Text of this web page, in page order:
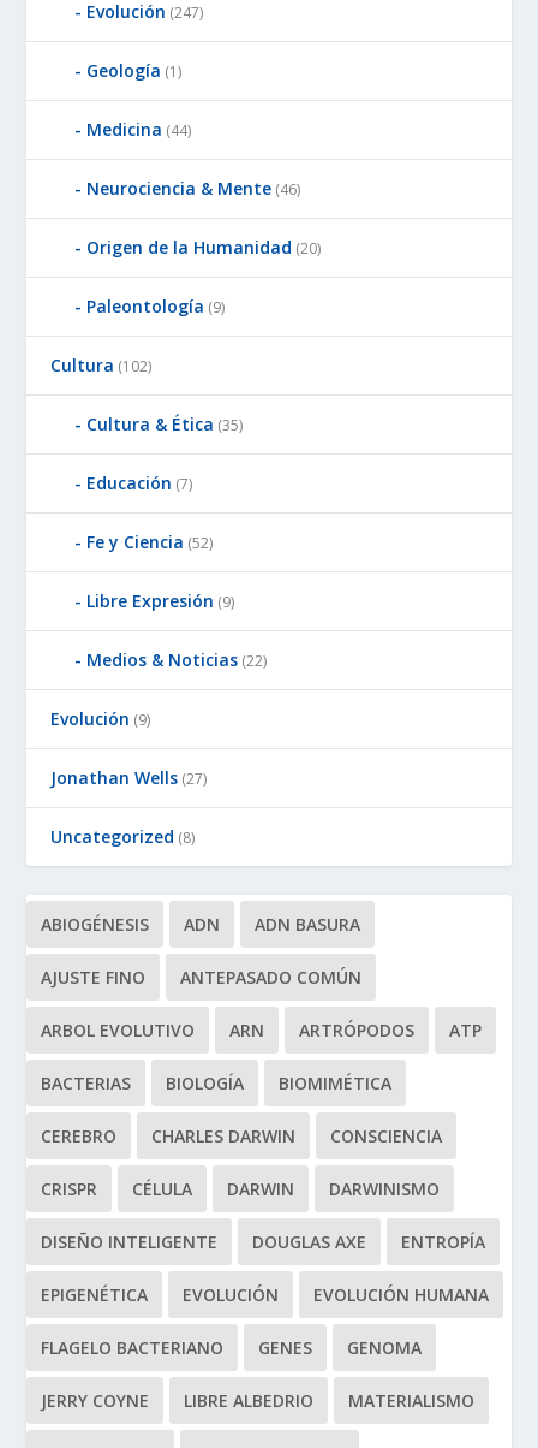
Evolución (247)
Geología (1)
Medicina (44)
Neurociencia & Mente (46)
Origen de la Humanidad (20)
Paleontología (9)
Cultura (102)
Cultura & Ética (35)
Educación (7)
Fe y Ciencia (52)
Libre Expresión (9)
Medios & Noticias (22)
Evolución (9)
Jonathan Wells (27)
Uncategorized (8)
ABIOGÉNESIS ADN ADN BASURA
AJUSTE FINO ANTEPASADO COMÚN
ARBOL EVOLUTIVO ARN ARTRÓPODOS ATP
BACTERIAS BIOLOGÍA BIOMIMÉTICA
CEREBRO CHARLES DARWIN CONSCIENCIA
CRISPR CÉLULA DARWIN DARWINISMO
DISEÑO INTELIGENTE DOUGLAS AXE ENTROPÍA
EPIGENÉTICA EVOLUCIÓN EVOLUCIÓN HUMANA
FLAGELO BACTERIANO GENES GENOMA
JERRY COYNE LIBRE ALBEDRIO MATERIALISMO